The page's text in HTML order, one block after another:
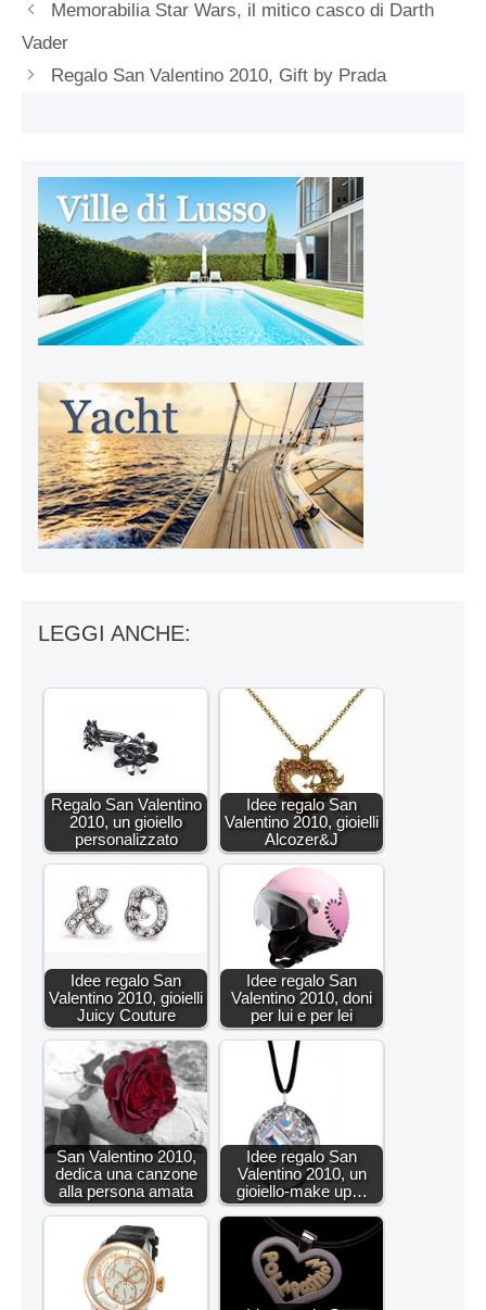
Memorabilia Star Wars, il mitico casco di Darth
Vader
Regalo San Valentino 2010, Gift by Prada
LEGGI ANCHE:
Regalo San Valentino
2010, un gioiello
personalizzato
Idee regalo San
Valentino 2010, gioielli
Alcozer&J
Idee regalo San
Valentino 2010, gioielli
Juicy Couture
Idee regalo San
Valentino 2010, doni
per lui e per lei
San Valentino 2010,
dedica una canzone
alla persona amata
Idee regalo San
Valentino 2010, un
gioiello-make up…